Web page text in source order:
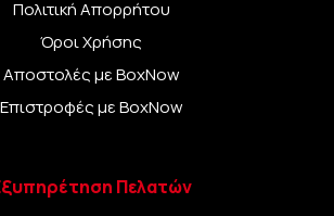
Πολιτική Απορρήτου
Όροι Χρήσης
Αποστολές με BoxNow
Επιστροφές με BoxNow
Πελατών